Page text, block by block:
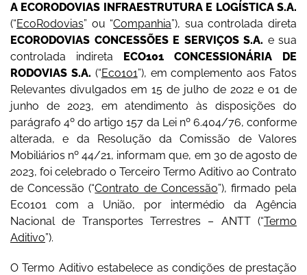
A ECORODOVIAS INFRAESTRUTURA E LOGÍSTICA S.A.
(“EcoRodovias” ou “Companhia”), sua controlada direta
ECORODOVIAS CONCESSÕES E SERVIÇOS S.A. e sua
controlada indireta ECO101
CONCESSIONÁRIA DE
RODOVIAS S.A. (“Eco101”), em complemento aos Fatos
Relevantes divulgados em 15 de julho de 2022 e 01 de
junho de 2023, em atendimento às disposições do
parágrafo 4º do artigo 157 da Lei nº 6.404/76, conforme
alterada, e da Resolução da Comissão de Valores
Mobiliários nº 44/21, informam que, em 30 de agosto de
2023, foi celebrado o Terceiro Termo Aditivo ao Contrato
de Concessão (“Contrato de Concessão”), firmado pela
Eco101 com a União, por intermédio da Agência
Nacional de Transportes Terrestres – ANTT (“Termo
Aditivo”).
O Termo Aditivo estabelece as condições de prestação